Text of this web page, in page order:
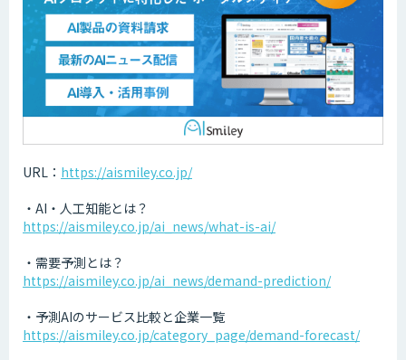
URL： https://aismiley.co.jp/
・AI・人工知能とは？
https://aismiley.co.jp/ai_news/what-is-ai/
・需要予測とは？
https://aismiley.co.jp/ai_news/demand-prediction/
・予測AIのサービス比較と企業一覧
https://aismiley.co.jp/category_page/demand-forecast/